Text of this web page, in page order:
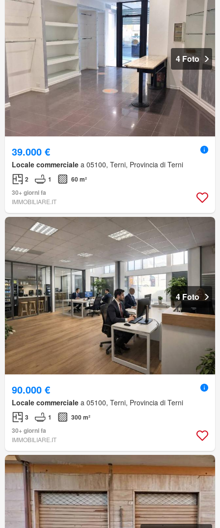
4 Foto
39.000 €
Locale commerciale a 05100, Terni, Provincia di Terni
2 1
60 m²
30+ giorni fa
IMMOBILIARE.IT
4 Foto
90.000 €
Locale commerciale a 05100, Terni, Provincia di Terni
3 1
300 m²
30+ giorni fa
IMMOBILIARE.IT